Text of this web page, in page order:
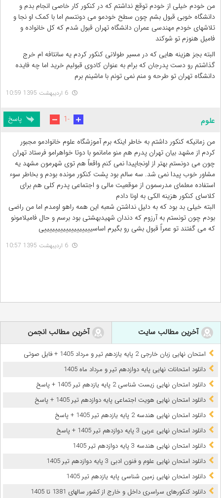
من خودم خیلی از خودم توقع نداشتم که در کنکور کار خاصی انجام بدم و
دانشگاه خوبی قبول بشم چون سطح خودمو می دونتسم اما با کمک او نجا و
تلاشهای خودم مهندسی عمران دانشگاه تهران قبول شدم که کل خانواده و
فامیل هنوزم تو شوکند
البته بجز هزینه هایی که در مسیر طولانی کنکور کردم یه سانتافه ام خرج
گذاشتم رو دست پدرجان که برام به عنوان کادوی قبولیم خرید اما چه فایده
دانشگاه تهران تو طرحه و منم نمی تونم با ماشینم برم
علوم
من زمانیکه کنکور داشتم به خاطر اینکه برم آموزشگاه علوم خانوادمو مجبور
کردم از مشهد بیان تهران پدرم هم منو مامانمو با دوتا خواهرامو فرستاد تهران
چون می دونستم بهتر از اونجاپیدا نمی کنم واقعاً هم توی شهرمون مشهد یه
مشاور خوب پیدا نمی شد. سه سالم بود پشت کنکور مونده بودم و بخاطر سوء
استفاده معلمای مدرسمون از موقعیت مالی و اجتماعی پدرم کلی هم برای
کلاسای کنکور هزینه الکی به اونا دادم
البته خیلی بد بود که به دلیل نداشتن شعبه این همه راهو اومدم اما من راضی
بودم چون تونستم به آرزوم که دندان شهیدبهشتی بود برسم و حال فامیلامونو
که می گفتند تو عمراً قبول بشی رو بگیرم اساسییییییییییییییییییی
-1 پاسخ
آخرین مطالب سایت آخرین مطالب انجمن
امتحان نهایی زبان خارجی 2 پایه یازدهم تیر و مرداد 1405 + فایل صوتی
دانلود امتحانات نهایی پایه دوازدهم تیر و مرداد ماه 1405
دانلود امتحان نهایی زیست شناسی 2 پایه یازدهم تیر 1405 + پاسخ
دانلود امتحان نهایی هویت اجتماعی پایه دوازدهم تیر 1405 + پاسخ
دانلود امتحان نهایی هندسه 2 پایه یازدهم تیر 1405 + پاسخ
دانلود امتحان نهایی عربی 3 پایه دوازدهم تیر 1405 + پاسخ
دانلود امتحان نهایی هندسه 3 پایه دوازدهم تیر 1405
دانلود امتحان نهایی علوم و فنون ادبی 3 پایه دوازدهم تیر 1405
دانلود امتحان نهایی زمین شناسی پایه یازدهم تیر 1405
دانلود کنکورهای سراسری داخل و خارج از کشور سالهای 1381 تا 1405